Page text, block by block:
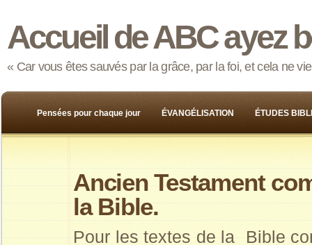
Accueil de ABC ayez
« Car vous êtes sauvés par la grâce, par la foi, et cela ne
Pensées pour chaque jour ÉVANGÉLISATION ÉTUDES
Ancien Testament
la Bible.
Pour les textes de la Bible